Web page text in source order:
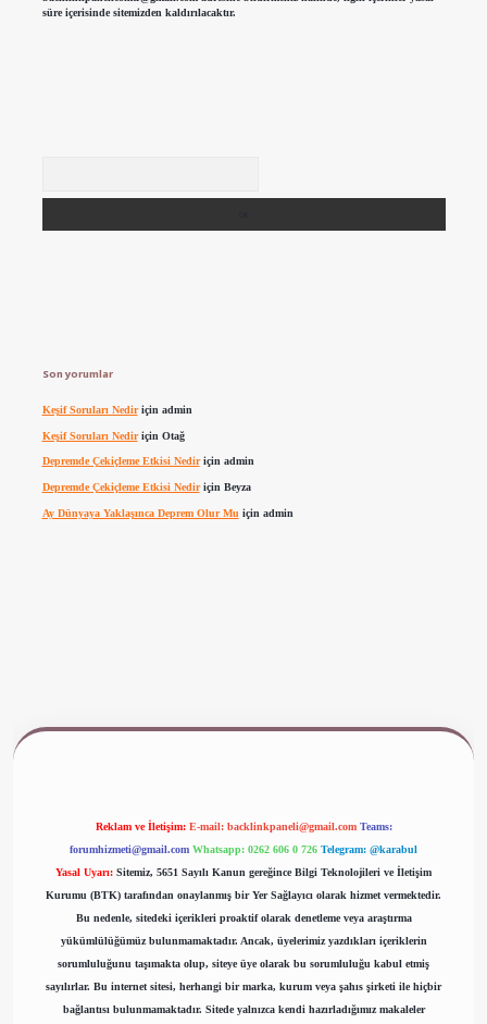
süre içerisinde sitemizden kaldırılacaktır.
Son yorumlar
Keşif Soruları Nediriçin admin
Keşif Soruları Nediriçin Otağ
Depremde Çekiçleme Etkisi Nediriçin admin
Depremde Çekiçleme Etkisi Nediriçin Beyza
Ay Dünyaya Yaklaşınca Deprem Olur Mu için admin
Reklam ve İletişim: E-mail: backlinkpaneli@gmail.com Teams:
forumhizmeti@gmail.com Whatsapp: 0262 606 0 726 Telegram: @karabul
Yasal Uyarı: Sitemiz, 5651 Sayılı Kanun gereğince Bilgi Teknolojileri ve İletişim
Kurumu (BTK) tarafından onaylanmış bir Yer Sağlayıcı olarak hizmet vermektedir.
Bu nedenle, sitedeki içerikleri proaktif olarak denetleme veya araştırma
yükümlülüğümüz bulunmamaktadır. Ancak, üyelerimiz yazdıkları içeriklerin
sorumluluğunu taşımakta olup, siteye üye olarak bu sorumluluğu kabul etmiş
sayılırlar. Bu internet sitesi, herhangi bir marka, kurum veya şahıs şirketi ile hiçbir
bağlantısı bulunmamaktadır. Sitede yalnızca kendi hazırladığımız makaleler